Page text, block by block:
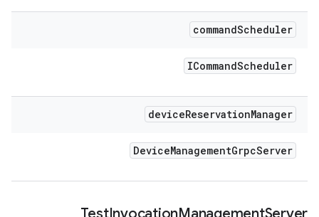
commandScheduler
ICommandScheduler
deviceReservationManager
DeviceManagementGrpcServer